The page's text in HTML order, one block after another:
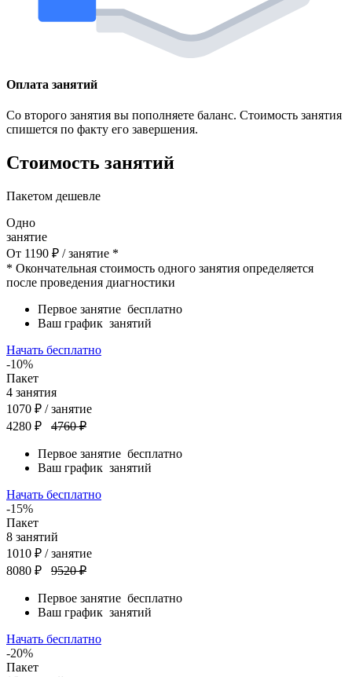
Оплата занятий
Со второго занятия вы пополняете баланс. Стоимость занятия
спишется по факту его завершения.
Стоимость занятий
Пакетом дешевле
Одно
занятие
От 1190 ₽ / занятие *
* Окончательная стоимость одного занятия определяется
после проведения диагностики
Первое занятие бесплатно
Ваш график занятий
Начать бесплатно
-10%
Пакет
4 занятия
1070 ₽ / занятие
4280 ₽
4760 ₽
Первое занятие бесплатно
Ваш график занятий
Начать бесплатно
-15%
Пакет
8 занятий
1010 ₽ / занятие
8080 ₽
9520 ₽
Первое занятие бесплатно
Ваш график занятий
Начать бесплатно
-20%
Пакет